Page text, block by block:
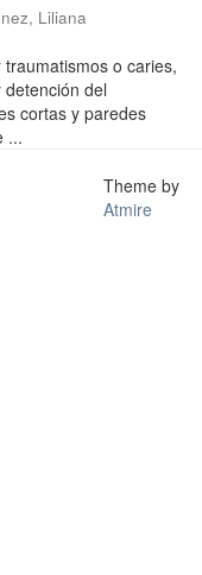
Liliana
o caries,
del
cortas y paredes
...
Theme by
Atmire